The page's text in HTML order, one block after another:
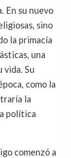
En su nuevo
sino
la primacía
una
Su
como la
la
política
comenzó a